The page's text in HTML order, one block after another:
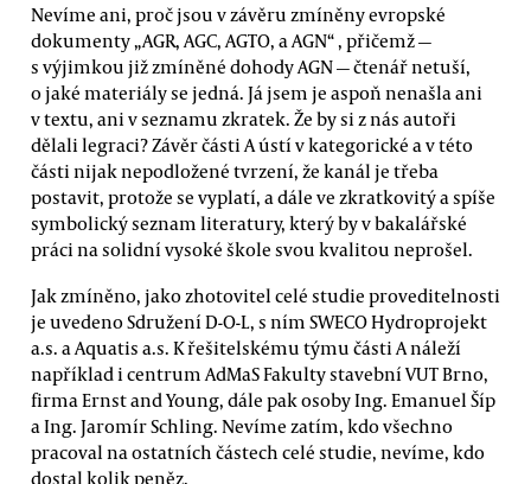
Nevíme ani, proč jsou v závěru zmíněny evropské
dokumenty „AGR, AGC, AGTO, a AGN“ , přičemž —
s výjimkou již zmíněné dohody AGN — čtenář netuší,
o jaké materiály se jedná. Já jsem je aspoň nenašla ani
v textu, ani v seznamu zkratek. Že by si z nás autoři
dělali legraci? Závěr části A ústí v kategorické a v této
části nijak nepodložené tvrzení, že kanál je třeba
postavit, protože se vyplatí, a dále ve zkratkovitý a spíše
symbolický seznam literatury, který by v bakalářské
práci na solidní vysoké škole svou kvalitou neprošel.
Jak zmíněno, jako zhotovitel celé studie proveditelnosti
je uvedeno Sdružení D-O-L, s ním SWECO Hydroprojekt
a.s. a Aquatis a.s. K řešitelskému týmu části A náleží
například i centrum AdMaS Fakulty stavební VUT Brno,
firma Ernst and Young, dále pak osoby Ing. Emanuel Šíp
a Ing. Jaromír Schling. Nevíme zatím, kdo všechno
pracoval na ostatních částech celé studie, nevíme, kdo
dostal kolik peněz.